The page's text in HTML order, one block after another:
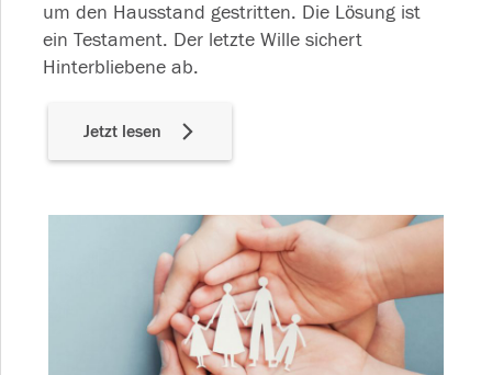
um den Hausstand gestritten. Die Lösung ist
ein Testament. Der letzte Wille sichert
Hinterbliebene ab.
Jetzt lesen